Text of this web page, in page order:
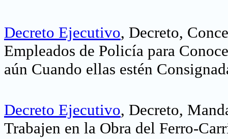
Decreto Ejecutivo, Decreto,
Empleados de Policía para
aún Cuando ellas estén
Decreto Ejecutivo, Decreto,
Trabajen en la Obra del Ferro-